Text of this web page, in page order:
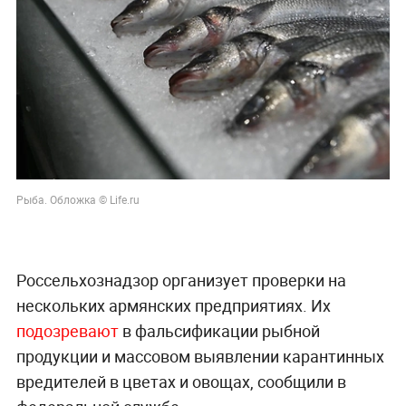
Рыба. Обложка © Life.ru
Россельхознадзор организует проверки на
нескольких армянских предприятиях. Их
подозреваютв фальсификации рыбной
продукции и массовом выявлении карантинных
вредителей в цветах и овощах, сообщили в